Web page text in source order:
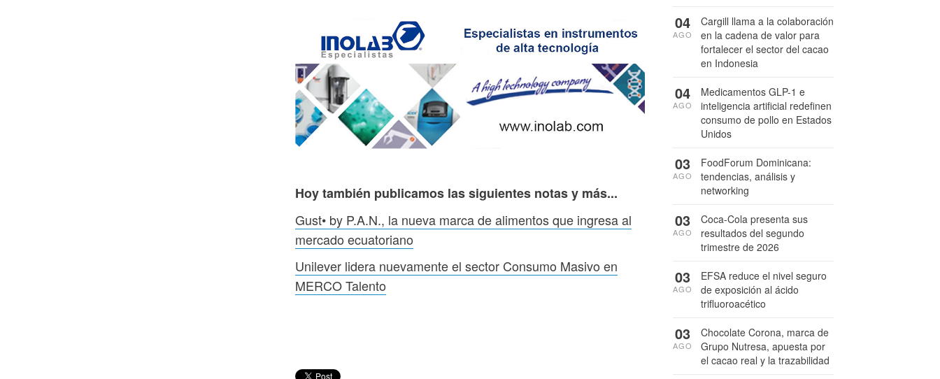
Hoy también publicamos las siguientes notas y más...
Gust• by P.A.N., la nueva marca de alimentos que ingresa al
mercado ecuatoriano
Unilever lidera nuevamente el sector Consumo Masivo en
MERCO Talento
Cargill llama a la colaboración
en la cadena de valor para
fortalecer el sector del cacao
en Indonesia
04
AGO
Medicamentos GLP-1 e
inteligencia artificial redefinen
consumo de pollo en Estados
Unidos
04
AGO
FoodForum Dominicana:
tendencias, análisis y
networking
03
AGO
Coca-Cola presenta sus
resultados del segundo
trimestre de 2026
03
AGO
EFSA reduce el nivel seguro
de exposición al ácido
trifluoroacético
03
AGO
Chocolate Corona, marca de
Grupo Nutresa, apuesta por
el cacao real y la trazabilidad
03
AGO